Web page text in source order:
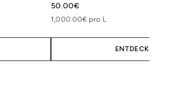
50.00€
1,000.00€ pro L
ENTDECKEN